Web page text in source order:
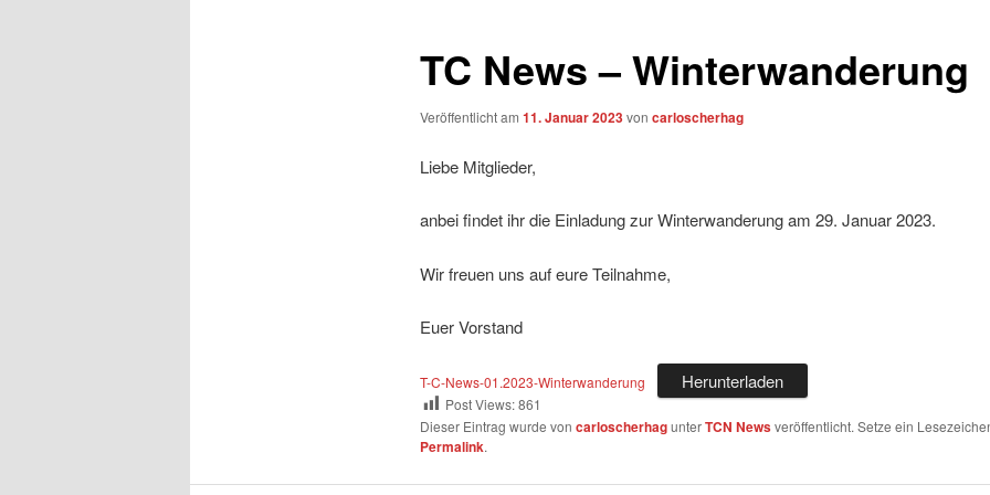
TC News – Winterwanderung
Veröffentlicht am 11. Januar 2023von carloscherhag
Liebe Mitglieder,
anbei findet ihr die Einladung zur Winterwanderung am 29. Januar 2023.
Wir freuen uns auf eure Teilnahme,
Euer Vorstand
T-C-News-01.2023-Winterwanderung Herunterladen
Post Views:861
Dieser Eintrag wurde von carloscherhagunterTCN Newsveröffentlicht. Setze ein
Permalink.